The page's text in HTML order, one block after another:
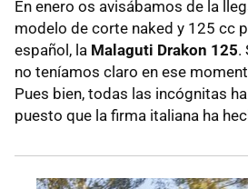
En enero os avisábamos de la
modelo de corte naked y 125 cc
español, la Malaguti Drakon 125.
no teníamos claro en ese
Pues bien, todas las incógnitas
puesto que la firma italiana ha